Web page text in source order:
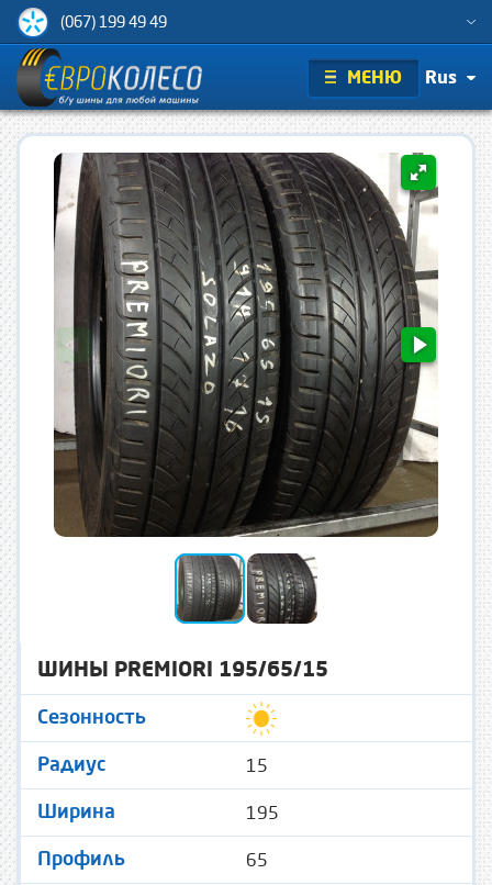
(067) 199 49 49
МЕНЮ Rus
ШИНЫ PREMIORI 195/65/15
Сезонность
Радиус 15
Ширина 195
Профиль 65